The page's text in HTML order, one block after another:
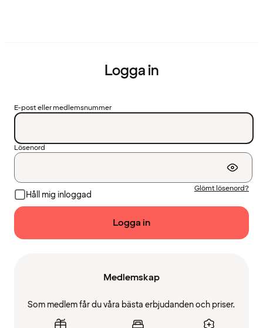
Logga in
E-post eller medlemsnummer
Lösenord
Håll mig inloggad
Glömt lösenord?
Logga in
Medlemskap
Som medlem får du våra bästa erbjudanden och priser.